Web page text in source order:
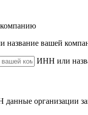
название вашей
ИНН или
организации